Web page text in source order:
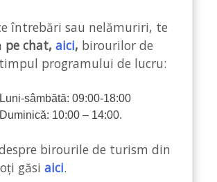
întrebări sau nelămuriri, te
pe chat, aici, birourilor de
programului de lucru:
Luni-sâmbătă: 09:00-18:00
Duminică: 10:00 – 14:00.
birourile de turism din
găsi aici.